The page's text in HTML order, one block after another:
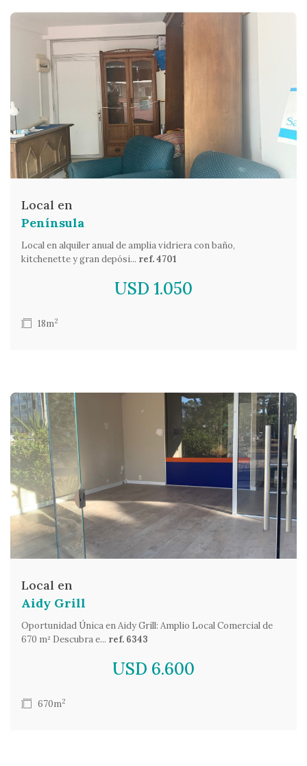
Local en
Península
Local en alquiler anual de amplia vidriera con baño,
kitchenette y gran depósi... ref. 4701
USD 1.050
18m2
Local en
Aidy Grill
Oportunidad Única en Aidy Grill: Amplio Local Comercial de
670 m² Descubra e... ref. 6343
USD 6.600
670m2